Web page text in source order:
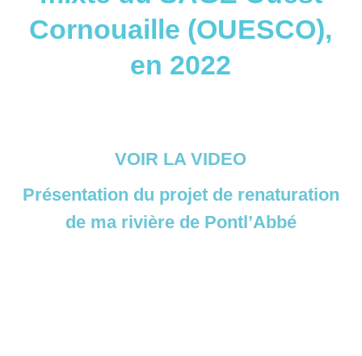
Cornouaille (OUESCO),
en 2022
VOIR LA VIDEO
Présentation du projet de renaturation
de ma rivière de Pontl’Abbé